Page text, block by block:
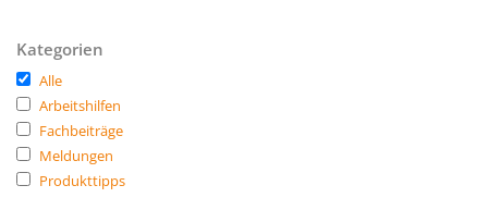
Kategorien
Alle
Arbeitshilfen
Fachbeiträge
Meldungen
Produkttipps